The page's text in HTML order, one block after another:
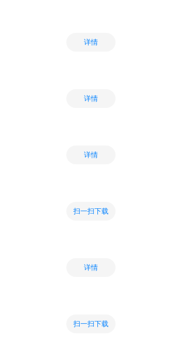
详情
详情
详情
扫一扫下载
详情
扫一扫下载